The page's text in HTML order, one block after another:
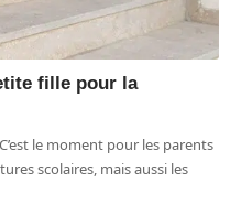
fille pour la
le moment pour les parents
scolaires, mais aussi les